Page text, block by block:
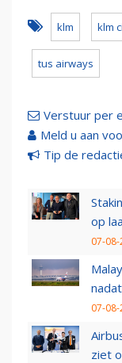
klm klm
tus airways
Verstuur per
Meld u aan
Tip de
op
07-08-
07-
ziet